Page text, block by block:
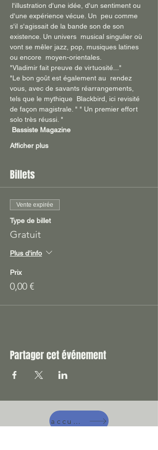
l'illustration d'une idée, d'un sentiment ou
d'une expérience vécue. Un  peu comme
s'il s'agissait de la bande son de son
existence. Un univers  musical singulier où
vont se mêler jazz, pop, musiques latines
ou encore  moyen-orientales.
"Vladimir fait preuve de virtuosité..."
"Le bon goût est également au  rendez
vous, avec de savants réarrangements,
tels que le mythique  Blackbird, ici revisité
de façon magistrale. " " Un premier effort
solo très réussi. "
Bassiste Magazine
Afficher plus
Billets
Vente expirée
Type de billet
Gratuit
Plus d'info
Prix
0,00 €
Partager cet événement
accueil